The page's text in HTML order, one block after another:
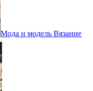
Мода и модель Вязание